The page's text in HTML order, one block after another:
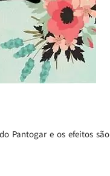
Pantogar e os efeitos são